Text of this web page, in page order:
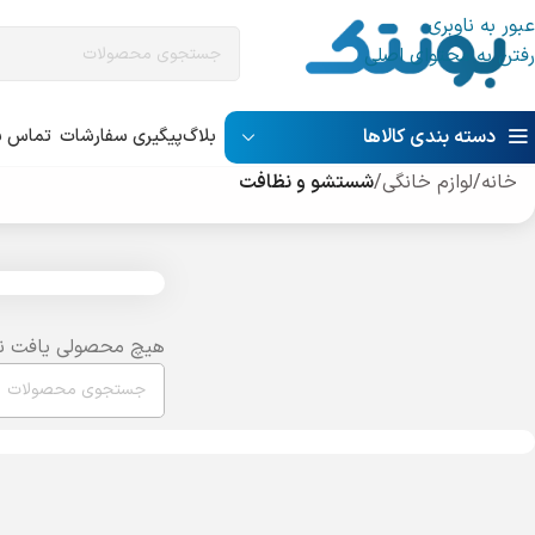
عبور به ناوبری
رفتن به محتوای اصلی
دسته بندی کالاها بلاگپیگیری سفارشات تماس
خانه/لوازم خانگی/شستشو و نظافت
هیچ محصولی یافت